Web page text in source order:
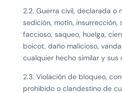
2.2. Guerra civil, declarada o
sedición, motín, insurrección,
faccioso, saqueo, huelga,
boicot, daño malicioso,
cualquier hecho similar y sus
2.3. Violación de bloqueo,
prohibido o clandestino de